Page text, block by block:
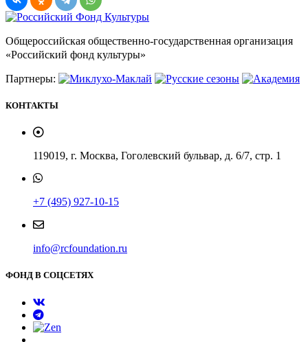
Общероссийская общественно-государственная организация
«Российский фонд культуры»
Партнеры:
КОНТАКТЫ
119019, г. Москва, Гоголевский бульвар, д. 6/7, стр. 1
+7 (495) 927-10-15
info@rcfoundation.ru
ФОНД В СОЦСЕТЯХ